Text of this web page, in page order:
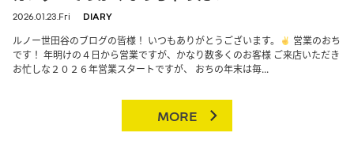
2026.01.23.Fri DIARY
ルノー世田谷のブログの皆様！ いつもありがとうございます。
営業のおち
です！ 年明けの４日から営業ですが、かなり数多くのお客様 ご来店いただき
お忙しな２０２６年営業スタートですが、 おちの年末は毎...
MORE